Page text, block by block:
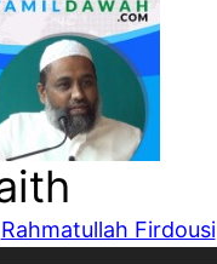
Rahmatullah Firdousi